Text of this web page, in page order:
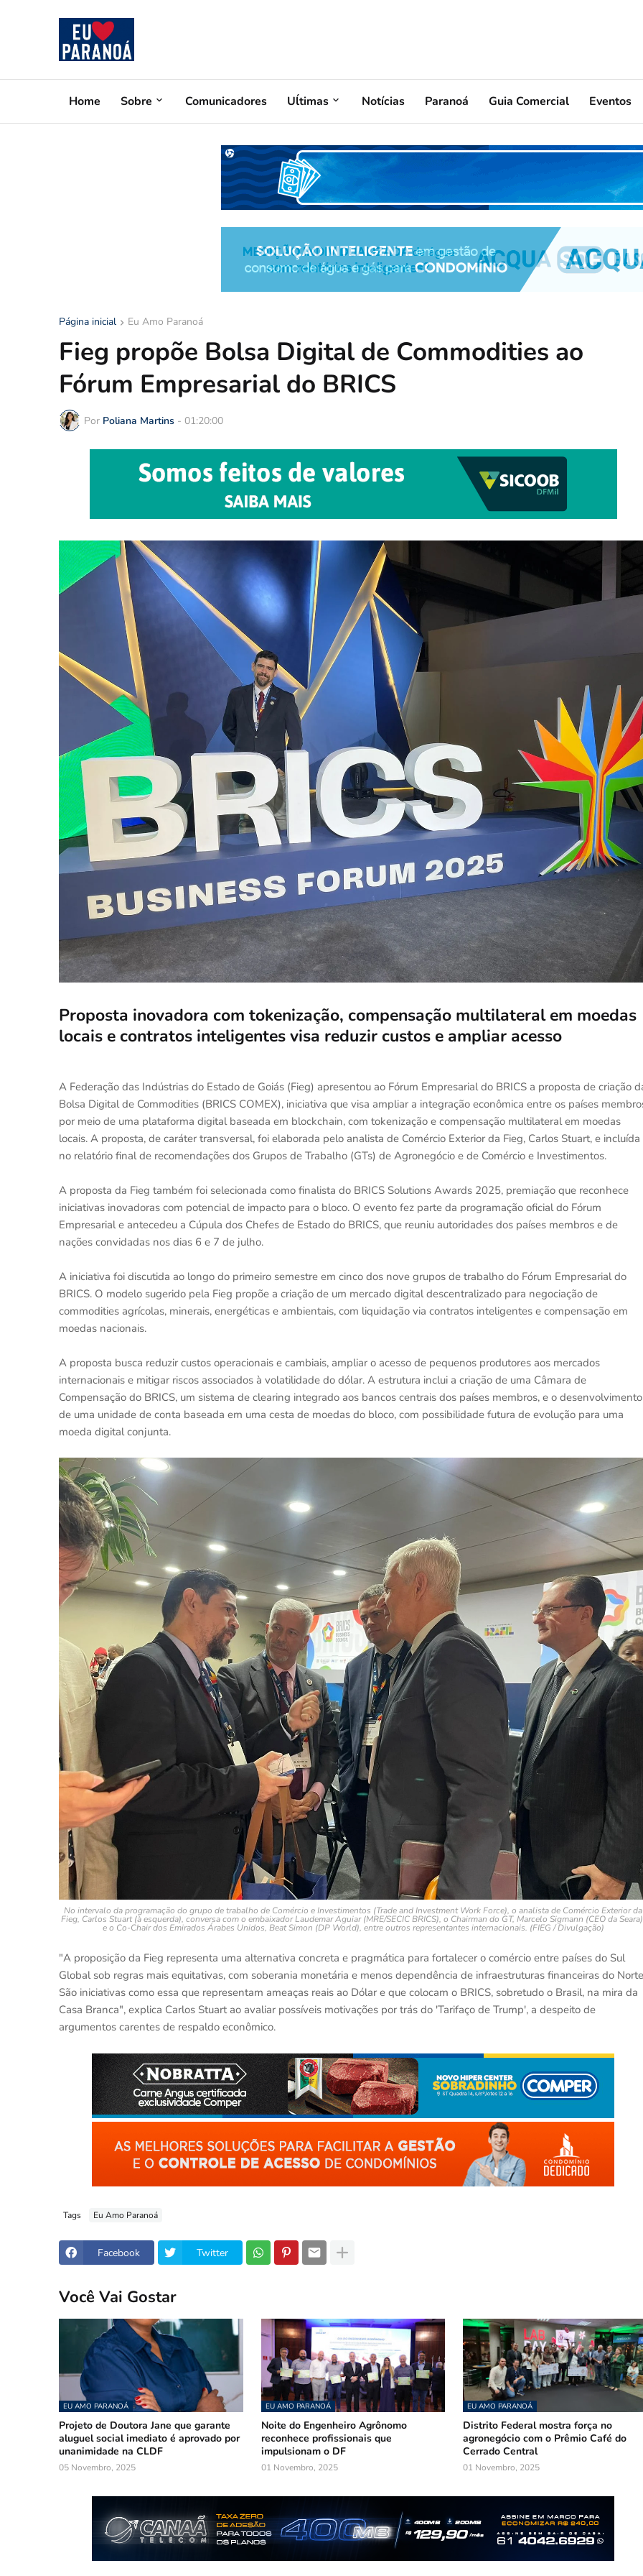
Home Sobre Comunicadores Uĺtimas Notícias Paranoá Guia Comercial Eventos
Página inicial Eu Amo Paranoá
Fieg propõe Bolsa Digital de Commodities ao
Fórum Empresarial do BRICS
Por Poliana Martins - 01:20:00
Proposta inovadora com tokenização, compensação multilateral em moedas
locais e contratos inteligentes visa reduzir custos e ampliar acesso
A Federação das Indústrias do Estado de Goiás (Fieg) apresentou ao Fórum Empresarial do BRICS a proposta de criação
Bolsa Digital de Commodities (BRICS COMEX), iniciativa que visa ampliar a integração econômica entre os países
por meio de uma plataforma digital baseada em blockchain, com tokenização e compensação multilateral em moedas
locais. A proposta, de caráter transversal, foi elaborada pelo analista de Comércio Exterior da Fieg, Carlos Stuart, e incluída
no relatório final de recomendações dos Grupos de Trabalho (GTs) de Agronegócio e de Comércio e Investimentos.
A proposta da Fieg também foi selecionada como finalista do BRICS Solutions Awards 2025, premiação que reconhece
iniciativas inovadoras com potencial de impacto para o bloco. O evento fez parte da programação oficial do Fórum
Empresarial e antecedeu a Cúpula dos Chefes de Estado do BRICS, que reuniu autoridades dos países membros e de
nações convidadas nos dias 6 e 7 de julho.
A iniciativa foi discutida ao longo do primeiro semestre em cinco dos nove grupos de trabalho do Fórum Empresarial do
BRICS. O modelo sugerido pela Fieg propõe a criação de um mercado digital descentralizado para negociação de
commodities agrícolas, minerais, energéticas e ambientais, com liquidação via contratos inteligentes e compensação em
moedas nacionais.
A proposta busca reduzir custos operacionais e cambiais, ampliar o acesso de pequenos produtores aos mercados
internacionais e mitigar riscos associados à volatilidade do dólar. A estrutura inclui a criação de uma Câmara de
Compensação do BRICS, um sistema de clearing integrado aos bancos centrais dos países membros, e o desenvolvimento
de uma unidade de conta baseada em uma cesta de moedas do bloco, com possibilidade futura de evolução para uma
moeda digital conjunta.
No intervalo da programação do grupo de trabalho de Comércio e Investimentos (Trade and Investment Work Force), o analista de Comércio Exterior da
Fieg, Carlos Stuart (à esquerda), conversa com o embaixador Laudemar Aguiar (MRE/SECIC BRICS), o Chairman do GT, Marcelo Sigmann (CEO da
e o Co-Chair dos Emirados Árabes Unidos, Beat Simon (DP World), entre outros representantes internacionais. (FIEG / Divulgação)
"A proposição da Fieg representa uma alternativa concreta e pragmática para fortalecer o comércio entre países do Sul
Global sob regras mais equitativas, com soberania monetária e menos dependência de infraestruturas financeiras do
São iniciativas como essa que representam ameaças reais ao Dólar e que colocam o BRICS, sobretudo o Brasil, na mira da
Casa Branca", explica Carlos Stuart ao avaliar possíveis motivações por trás do 'Tarifaço de Trump', a despeito de
argumentos carentes de respaldo econômico.
Tags Eu Amo Paranoá
Facebook Twitter
Você Vai Gostar
EU AMO PARANOÁ
Projeto de Doutora Jane que garante
aluguel social imediato é aprovado por
unanimidade na CLDF
05 Novembro, 2025
EU AMO PARANOÁ
Noite do Engenheiro Agrônomo
reconhece profissionais que
impulsionam o DF
01 Novembro, 2025
EU AMO PARANOÁ
Distrito Federal mostra força no
agronegócio com o Prêmio Café do
Cerrado Central
01 Novembro, 2025